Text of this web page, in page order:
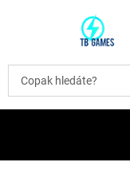
t
b